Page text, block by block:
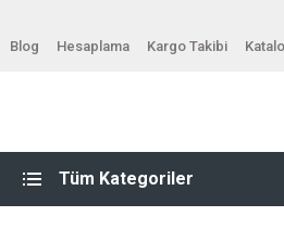
Blog Hesaplama Kargo Takibi
Tüm Kategoriler